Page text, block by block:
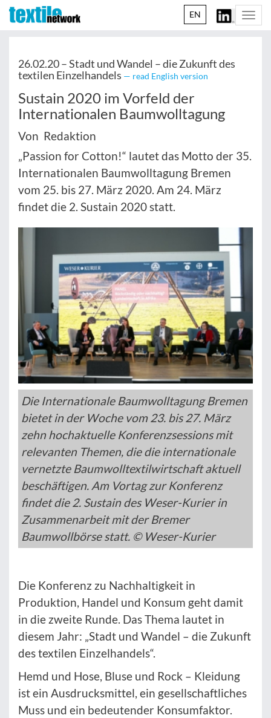
EN
26.02.20 –Stadt und Wandel – die Zukunft des
textilen Einzelhandels — read English version
Sustain 2020 im Vorfeld der
Internationalen Baumwolltagung
Von Redaktion
„Passion for Cotton!“ lautet das Motto der 35.
Internationalen Baumwolltagung Bremen
vom 25. bis 27. März 2020. Am 24. März
findet die 2. Sustain 2020 statt.
Die Internationale Baumwolltagung Bremen
bietet in der Woche vom 23. bis 27. März
zehn hochaktuelle Konferenzsessions mit
relevanten Themen, die die internationale
vernetzte Baumwolltextilwirtschaft aktuell
beschäftigen. Am Vortag zur Konferenz
findet die 2. Sustain des Weser-Kurier in
Zusammenarbeit mit der Bremer
Baumwollbörse statt. © Weser-Kurier
Die Konferenz zu Nachhaltigkeit in
Produktion, Handel und Konsum geht damit
in die zweite Runde. Das Thema lautet in
diesem Jahr: „Stadt und Wandel – die Zukunft
des textilen Einzelhandels“.
Hemd und Hose, Bluse und Rock – Kleidung
ist ein Ausdrucksmittel, ein gesellschaftliches
Muss und ein bedeutender Konsumfaktor.